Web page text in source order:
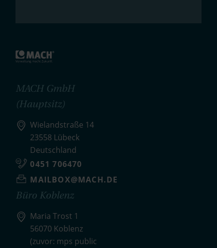
MACH GmbH
(Hauptsitz)
Wielandstraße 14
23558 Lübeck
Deutschland
0451 706470
MAILBOX@MACH.DE
Büro Koblenz
Maria Trost 1
56070 Koblenz
(zuvor: mps public